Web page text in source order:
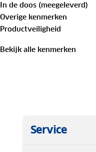
In de doos (meegeleverd)
Overige kenmerken
Productveiligheid
Bekijk alle kenmerken
Service